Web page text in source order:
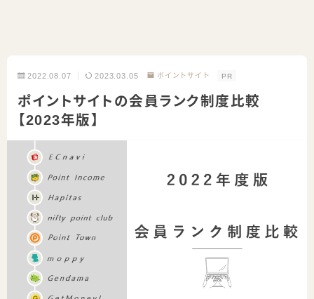
2022.08.07 2023.03.05 ポイントサイト PR
ポイントサイトの会員ランク制度比較
【2023年版】